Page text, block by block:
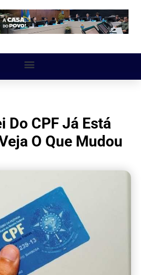
Do CPF Já Está
O Que Mudou